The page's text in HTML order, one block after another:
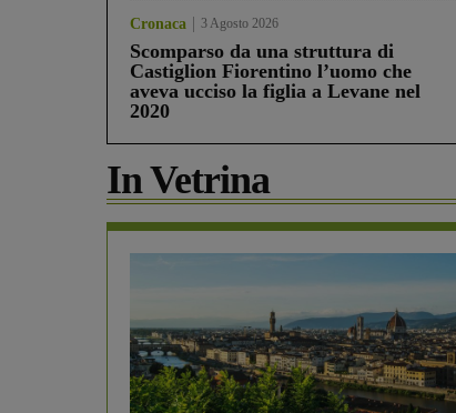
Cronaca 3 Agosto 2026
Scomparso da una struttura di
Castiglion Fiorentino l’uomo che
aveva ucciso la figlia a Levane nel
2020
In Vetrina